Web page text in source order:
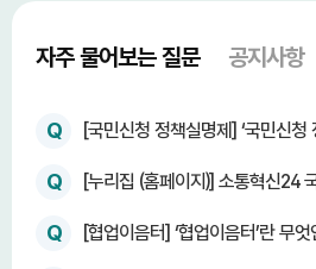
자주 물어보는 질문 공지사항
Q
[국민신청 정책실명제] ‘국민신청
Q [누리집 (홈페이지)] 소통혁신24
Q [협업이음터] ‘협업이음터’란 무